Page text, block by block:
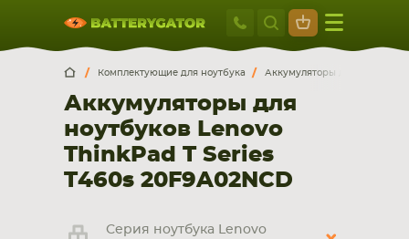
Москва
+7 495 414
Москва Санкт-Петербург
г. Москва, ул. Ткацкая, 5с3 (м. Семеновская)
5 мин. ходьбы от ст.м. “Семеновская”
+7 495 414 28 59
Обратный звонок
смартфона, планшета
Комплектующие для ноутбука Аккумуляторы для ноутбуков
Аккумуляторы для
ноутбуков Lenovo
ThinkPad T Series
T460s 20F9A02NCD
Серия ноутбука Lenovo